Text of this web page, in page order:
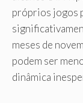
próprios jogos
meses de
podem ser
dinâmica